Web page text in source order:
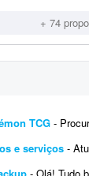
+ 74
TCG - Procuro um
e serviços -